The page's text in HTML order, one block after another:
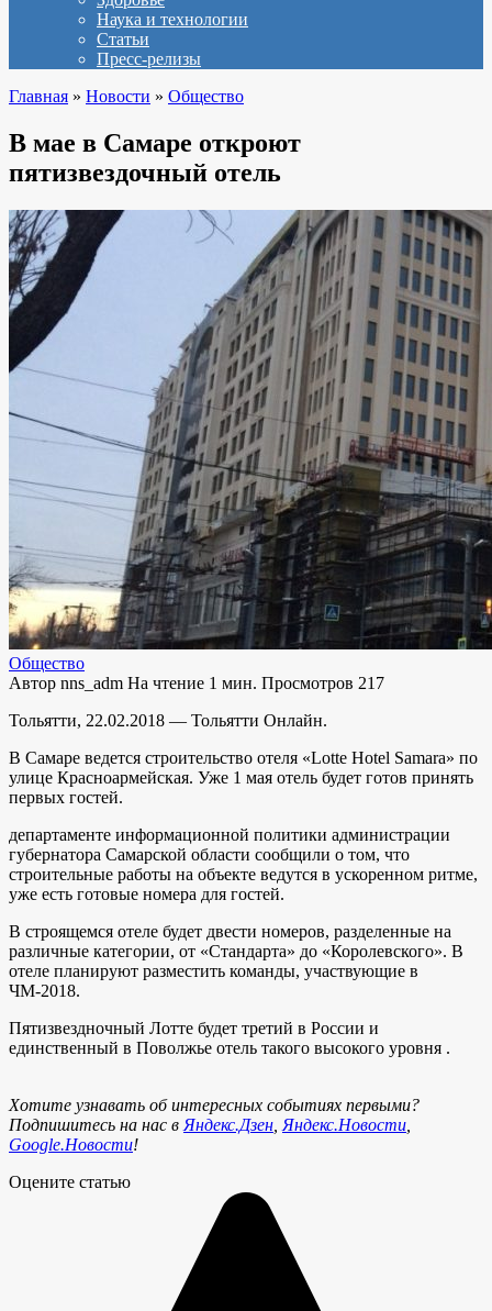
Наука и технологии
Статьи
Пресс-релизы
Главная » Новости » Общество
В мае в Самаре откроют
пятизвездочный отель
Общество
Автор nns_adm На чтение 1 мин. Просмотров 217
Тольятти, 22.02.2018 — Тольятти Онлайн.
В Самаре ведется строительство отеля «Lotte Hotel Samara» по
улице Красноармейская. Уже 1 мая отель будет готов принять
первых гостей.
департаменте информационной политики администрации
губернатора Самарской области сообщили о том, что
строительные работы на объекте ведутся в ускоренном ритме,
уже есть готовые номера для гостей.
В строящемся отеле будет двести номеров, разделенные на
различные категории, от «Стандарта» до «Королевского». В
отеле планируют разместить команды, участвующие в
ЧМ-2018.
Пятизвездночный Лотте будет третий в России и
единственный в Поволжье отель такого высокого уровня .
Хотите узнавать об интересных событиях первыми?
Подпишитесь на нас в Яндекс.Дзен Яндекс.Новости
Google.Новости!
Оцените статью